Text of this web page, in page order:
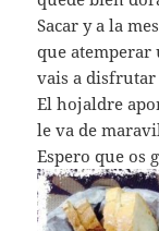
Sacar y a la
que atemperar
vais a
El hojaldre
le va de
Espero que os